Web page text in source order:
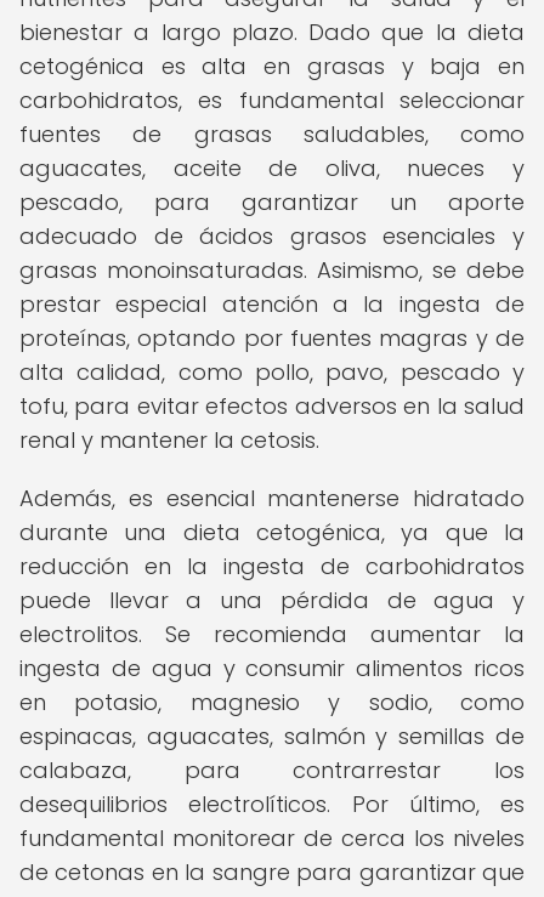
bienestar a largo plazo. Dado que la dieta
cetogénica es alta en grasas y baja en
carbohidratos, es fundamental seleccionar
fuentes de grasas saludables, como
aguacates, aceite de oliva, nueces y
pescado, para garantizar un aporte
adecuado de ácidos grasos esenciales y
grasas monoinsaturadas. Asimismo, se debe
prestar especial atención a la ingesta de
proteínas, optando por fuentes magras y de
alta calidad, como pollo, pavo, pescado y
tofu, para evitar efectos adversos en la salud
renal y mantener la cetosis.
Además, es esencial mantenerse hidratado
durante una dieta cetogénica, ya que la
reducción en la ingesta de carbohidratos
puede llevar a una pérdida de agua y
electrolitos. Se recomienda aumentar la
ingesta de agua y consumir alimentos ricos
en potasio, magnesio y sodio, como
espinacas, aguacates, salmón y semillas de
calabaza, para contrarrestar los
desequilibrios electrolíticos. Por último, es
fundamental monitorear de cerca los niveles
de cetonas en la sangre para garantizar que